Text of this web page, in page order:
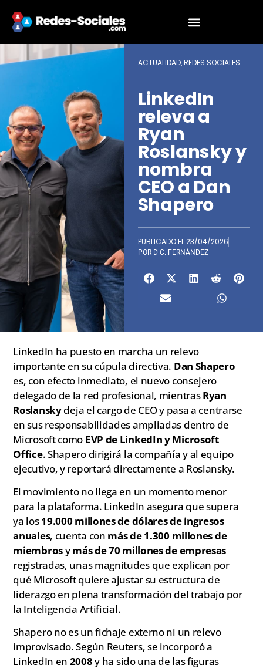
ACTUALIDAD, REDES SOCIALES
LinkedIn
releva a
Ryan
Roslansky y
nombra
CEO a Dan
Shapero
PUBLICADO EL23/04/2026
POR D C. FERNÁNDEZ
LinkedIn ha puesto en marcha un relevo
importante en su cúpula directiva. Dan Shapero
es, con efecto inmediato, el nuevo consejero
delegado de la red profesional, mientrasRyan
Roslanskydeja el cargo de CEO y pasa a centrarse
en sus responsabilidades ampliadas dentro de
Microsoft como EVP de LinkedIn y Microsoft
Office. Shapero dirigirá la compañía y al equipo
ejecutivo, y reportará directamente a Roslansky.
El movimiento no llega en un momento menor
para la plataforma. LinkedIn asegura que supera
ya los19.000 millones de dólares de ingresos
anuales, cuenta con más de 1.300 millones de
miembrosymás de 70 millones de empresas
registradas, unas magnitudes que explican por
qué Microsoft quiere ajustar su estructura de
liderazgo en plena transformación del trabajo por
la Inteligencia Artificial.
Shapero no es un fichaje externo ni un relevo
improvisado. Según Reuters, se incorporó a
LinkedIn en 2008y ha sido una de las figuras